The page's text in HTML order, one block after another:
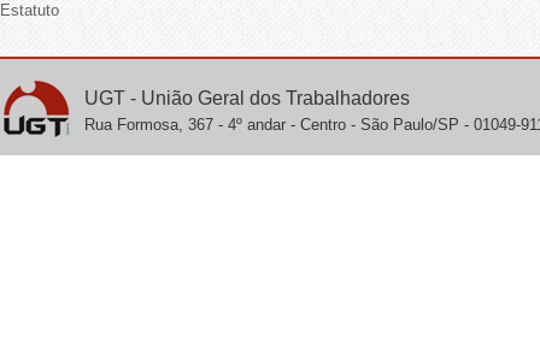
Estatuto
UGT - União Geral dos Trabalhadores
Rua Formosa, 367 - 4º andar - Centro - São Paulo/SP - 01049-